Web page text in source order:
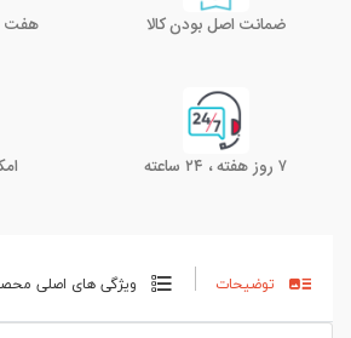
ضمانت اصل بودن کالا هفت
۷ روز هفته ، ۲۴ ساعته
توضیحات ویژگی های اصلی